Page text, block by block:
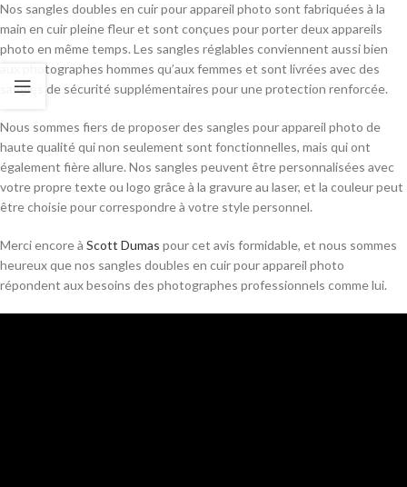
Nos sangles doubles en cuir pour appareil photo sont fabriquées à la
main en cuir pleine fleur et sont conçues pour porter deux appareils
photo en même temps. Les sangles réglables conviennent aussi bien
aux photographes hommes qu’aux femmes et sont livrées avec des
sangles de sécurité supplémentaires pour une protection renforcée.
Nous sommes fiers de proposer des sangles pour appareil photo de
haute qualité qui non seulement sont fonctionnelles, mais qui ont
également fière allure. Nos sangles peuvent être personnalisées avec
votre propre texte ou logo grâce à la gravure au laser, et la couleur peut
être choisie pour correspondre à votre style personnel.
Merci encore à Scott Dumas pour cet avis formidable, et nous sommes
heureux que nos sangles doubles en cuir pour appareil photo
répondent aux besoins des photographes professionnels comme lui.